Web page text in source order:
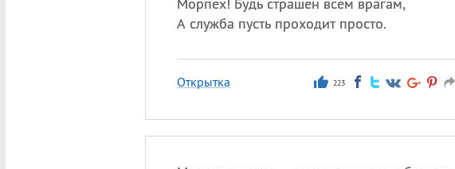
А служба пусть проходит просто.
Открытка 223